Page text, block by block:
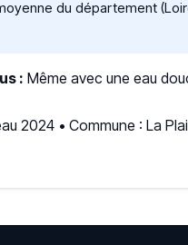
du département
: Même avec une eau
2024 • Commune : La